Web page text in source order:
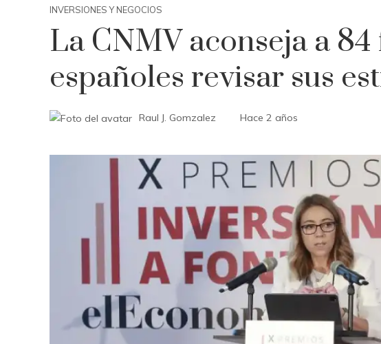
INVERSIONES Y NEGOCIOS
La CNMV aconseja a
españoles revisar sus
Raul J. Gomzalez Hace 2 años